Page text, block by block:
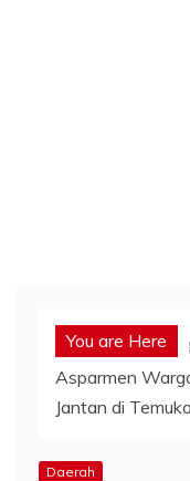
You are Here
Asparmen
Jantan di
Daerah